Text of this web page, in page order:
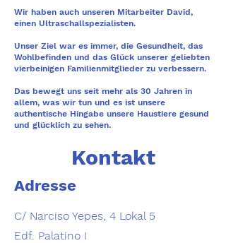
Wir haben auch unseren Mitarbeiter David,
einen Ultraschallspezialisten.
Unser Ziel war es immer, die Gesundheit, das
Wohlbefinden und das Glück unserer geliebten
vierbeinigen Familienmitglieder zu verbessern.
Das bewegt uns seit mehr als 30 Jahren in
allem, was wir tun und es ist unsere
authentische Hingabe unsere Haustiere gesund
und glücklich zu sehen.
Kontakt
Adresse
C/ Narciso Yepes, 4 Lokal 5
Edf. Palatino I